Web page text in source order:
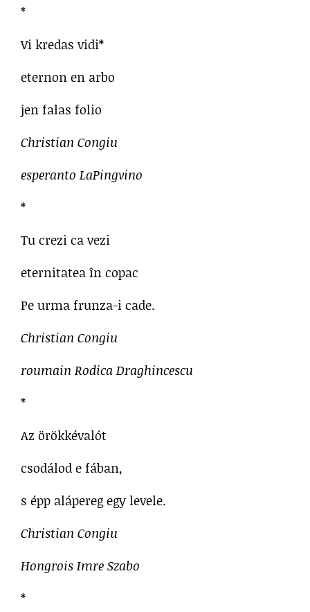
*
Vi kredas vidi*
eternon en arbo
jen falas folio
Christian Congiu
esperanto LaPingvino
*
Tu crezi ca vezi
eternitatea în copac
Pe urma frunza-i cade.
Christian Congiu
roumain Rodica Draghincescu
*
Az örökkévalót
csodálod e fában,
s épp alápereg egy levele.
Christian Congiu
Hongrois Imre Szabo
*